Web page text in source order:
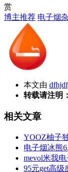
赏
博主推荐 电子烟
本文由
转载请注明：
相关文章
YOOZ柚子
电子烟冰熊
mevol米我
95元get高级